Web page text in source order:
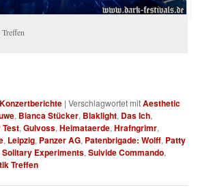
Konzertberichte |Verschlagwortet mitAesthetic
, Bianca Stücker, Blaklight, Das Ich,
Test,Gulvoss,Heimataerde,Hrafngrimr,
, Leipzig, Panzer AG, Patenbrigade: Wolff, Patty
Solitary Experiments,Suivide Commando,
Treffen